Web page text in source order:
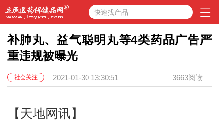
快速找产品
补肺丸、益气聪明丸等4类药品广告严
重违规被曝光
社会关注 2021-01-30 13:30:51 3663阅读
【天地网讯】